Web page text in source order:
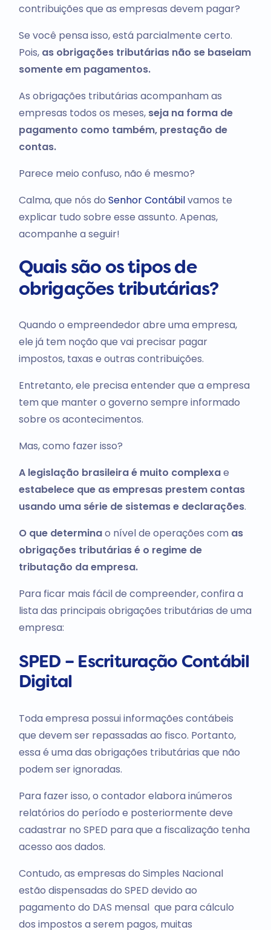
contribuições que as empresas devem pagar?
Se você pensa isso, está parcialmente certo.
Pois, as obrigações tributárias não se baseiam
somente em pagamentos.
As obrigações tributárias acompanham as
empresas todos os meses, seja na forma de
pagamento como também, prestação de
contas.
Parece meio confuso, não é mesmo?
Calma, que nós do Senhor Contábilvamos te
explicar tudo sobre esse assunto. Apenas,
acompanhe a seguir!
Quais são os tipos de
obrigações tributárias?
Quando o empreendedor abre uma empresa,
ele já tem noção que vai precisar pagar
impostos, taxas e outras contribuições.
Entretanto, ele precisa entender que a empresa
tem que manter o governo sempre informado
sobre os acontecimentos.
Mas, como fazer isso?
A legislação brasileira é muito complexae
estabelece que as empresas prestem contas
usando uma série de sistemas e declarações.
O que determinao nível de operações com as
obrigações tributárias é o regime de
tributação da empresa.
Para ficar mais fácil de compreender, confira a
lista das principais obrigações tributárias de uma
empresa:
SPED – Escrituração Contábil
Digital
Toda empresa possui informações contábeis
que devem ser repassadas ao fisco. Portanto,
essa é uma das obrigações tributárias que não
podem ser ignoradas.
Para fazer isso, o contador elabora inúmeros
relatórios do período e posteriormente deve
cadastrar no SPED para que a fiscalização tenha
acesso aos dados.
Contudo, as empresas do Simples Nacional
estão dispensadas do SPED devido ao
pagamento do DAS mensal que para cálculo
dos impostos a serem pagos, muitas